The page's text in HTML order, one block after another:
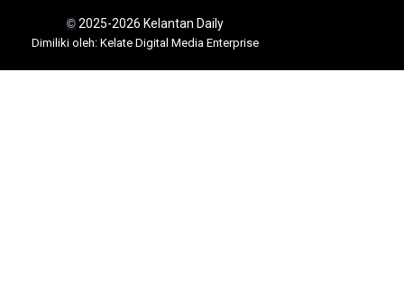
© 2025-2026 Kelantan Daily
Dimiliki oleh: Kelate Digital Media Enterprise